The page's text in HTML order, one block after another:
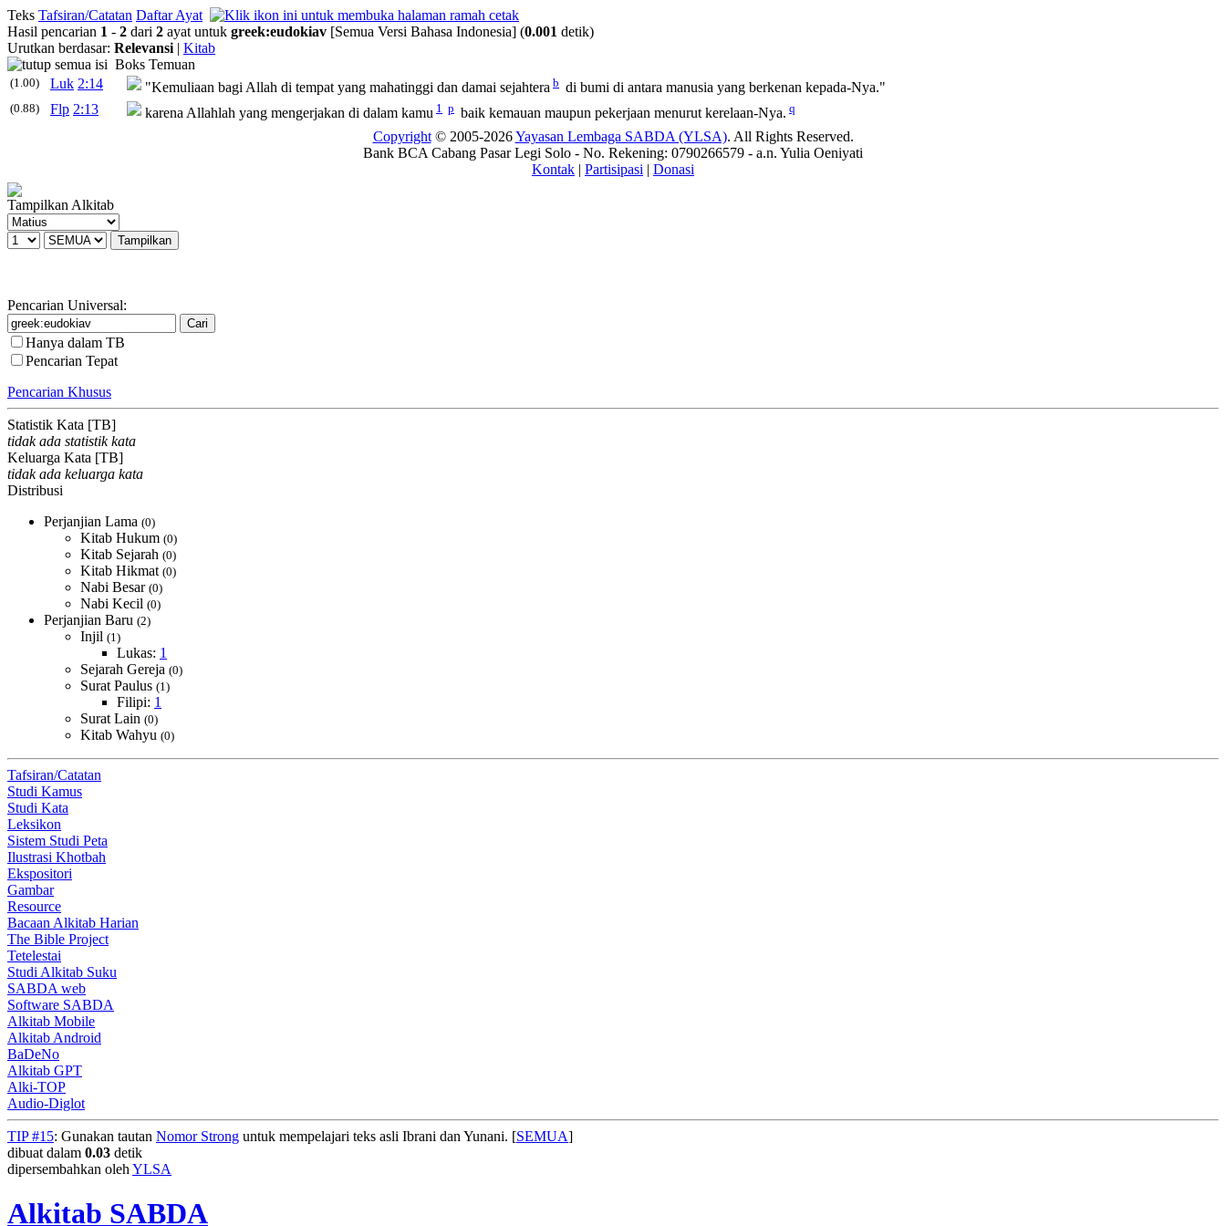
Teks Tafsiran/Catatan Daftar Ayat
Hasil pencarian 1 - 2 dari 2 ayat untuk greek:eudokiav [Semua Versi Bahasa Indonesia] (0.001 detik)
Urutkan berdasar: Relevansi | Kitab
Boks Temuan
(1.00) Luk 2:14 "Kemuliaan bagi Allah di tempat yang mahatinggi dan damai sejahtera b di bumi di antara manusia yang berkenan kepada-Nya."
(0.88) Flp 2:13 karena Allahlah yang mengerjakan di dalam kamu 1 p baik kemauan maupun pekerjaan menurut kerelaan-Nya. q
Copyright© 2005-2026Yayasan Lembaga SABDA (YLSA). All Rights Reserved.
Bank BCA Cabang Pasar Legi Solo - No. Rekening: 0790266579 - a.n. Yulia Oeniyati
Kontak | Partisipasi | Donasi
Tampilkan Alkitab
Pencarian Universal:
Hanya dalam TB
Pencarian Tepat
Pencarian Khusus
Statistik Kata [TB]
tidak ada statistik kata
Keluarga Kata [TB]
tidak ada keluarga kata
Distribusi
Perjanjian Lama (0)
Kitab Hukum (0)
Kitab Sejarah (0)
Kitab Hikmat (0)
Nabi Besar (0)
Nabi Kecil (0)
Perjanjian Baru (2)
Injil (1)
Lukas: 1
Sejarah Gereja (0)
Surat Paulus (1)
Filipi: 1
Surat Lain (0)
Kitab Wahyu (0)
Tafsiran/Catatan
Studi Kamus
Studi Kata
Leksikon
Sistem Studi Peta
Ilustrasi Khotbah
Ekspositori
Gambar
Resource
Bacaan Alkitab Harian
The Bible Project
Tetelestai
Studi Alkitab Suku
SABDA web
Software SABDA
Alkitab Mobile
Alkitab Android
BaDeNo
Alkitab GPT
Alki-TOP
Audio-Diglot
TIP #15: Gunakan tautan Nomor Strong untuk mempelajari teks asli Ibrani dan Yunani. [SEMUA]
dibuat dalam 0.03 detik
dipersembahkan oleh YLSA
Alkitab SABDA